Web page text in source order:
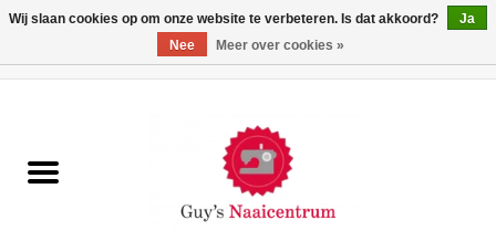
Machines
Wij slaan cookies op om onze website te verbeteren. Is dat akkoord?
Ja
Nee
Meer over cookies »